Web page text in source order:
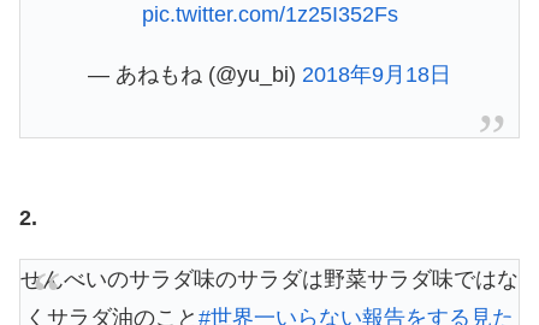
pic.twitter.com/1z25I352Fs
— あねもね (@yu_bi) 2018年9月18日
2.
せんべいのサラダ味のサラダは野菜サラダ味ではな
くサラダ油のこと #世界一いらない報告をする見た